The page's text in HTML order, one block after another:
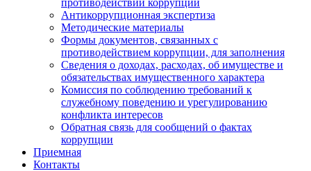
противодействии коррупции
Антикоррупционная экспертиза
Методические материалы
Формы документов, связанных с
противодействием коррупции, для заполнения
Сведения о доходах, расходах, об имуществе и
обязательствах имущественного характера
Комиссия по соблюдению требований к
служебному поведению и урегулированию
конфликта интересов
Обратная связь для сообщений о фактах
коррупции
Приемная
Контакты